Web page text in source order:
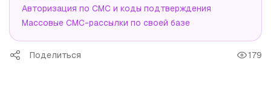
Авторизация по СМС и коды подтверждения
Массовые СМС-рассылки по своей базе
Поделиться 179